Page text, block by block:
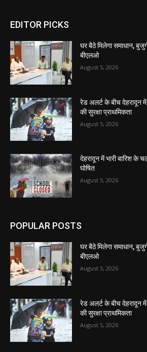
EDITOR PICKS
घर बैठे मिलेगा समाधान,
बीएलओ
August 5, 2026
रेड अलर्ट के बीच देहरादून
की सुरक्षा प्राथमिकता
August 5, 2026
देहरादून में भारी बारिश
घोषित
August 5, 2026
POPULAR POSTS
घर बैठे मिलेगा समाधान,
बीएलओ
August 5, 2026
रेड अलर्ट के बीच देहरादून
की सुरक्षा प्राथमिकता
August 5, 2026